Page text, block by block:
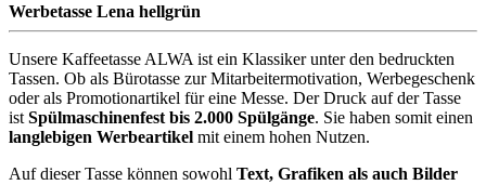
Werbetasse Lena hellgrün
Unsere Kaffeetasse ALWA ist ein Klassiker unter den bedruckten
Tassen. Ob als Bürotasse zur Mitarbeitermotivation, Werbegeschenk
oder als Promotionartikel für eine Messe. Der Druck auf der Tasse
ist Spülmaschinenfest bis 2.000 Spülgänge. Sie haben somit einen
langlebigen Werbeartikel mit einem hohen Nutzen.
Auf dieser Tasse können sowohl Text, Grafiken als auch Bilder